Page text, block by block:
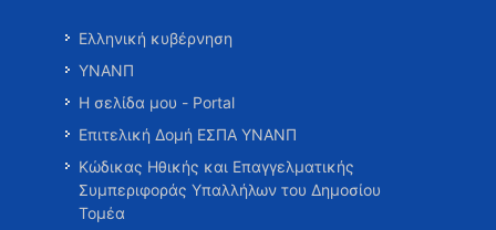
Ελληνική κυβέρνηση
ΥΝΑΝΠ
Η σελίδα μου - Portal
Επιτελική Δομή ΕΣΠΑ ΥΝΑΝΠ
Κώδικας Ηθικής και Επαγγελματικής
Συμπεριφοράς Υπαλλήλων του Δημοσίου
Τομέα